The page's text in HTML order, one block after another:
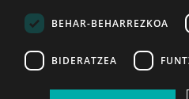
2026ko eka. 1a
BEHAR-BEHARREZKOA
BIDERATZEA